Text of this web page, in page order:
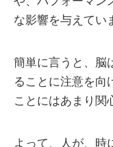
な影響を与えてい
簡単に言うと、脳
ることに注意を向
ことにはあまり関
よって、人が、時